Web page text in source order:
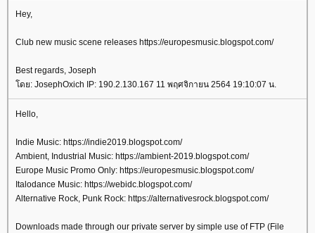
Hey,
Club new music scene releases https://europesmusic.blogspot.com/
Best regards, Joseph
ดย: JosephOxich IP: 190.2.130.167 11 พฤศจิกายน 2564 19:10:07 น.
Hello,
Indie Music: https://indie2019.blogspot.com/
Ambient, Industrial Music: https://ambient-2019.blogspot.com/
Europe Music Promo Only: https://europesmusic.blogspot.com/
Italodance Music: https://webidc.blogspot.com/
Alternative Rock, Punk Rock: https://alternativesrock.blogspot.com/
Downloads made through our private server by simple use of FTP (File